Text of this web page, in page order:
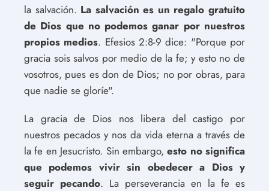
la salvación. La salvación es un regalo gratuito
de Dios que no podemos ganar por nuestros
propios medios. Efesios 2:8-9 dice: "Porque por
gracia sois salvos por medio de la fe; y esto no de
vosotros, pues es don de Dios; no por obras, para
que nadie se gloríe".
La gracia de Dios nos libera del castigo por
nuestros pecados y nos da vida eterna a través de
la fe en Jesucristo. Sin embargo,esto no significa
que podemos vivir sin obedecer a Dios y
seguir pecando. La perseverancia en la fe es